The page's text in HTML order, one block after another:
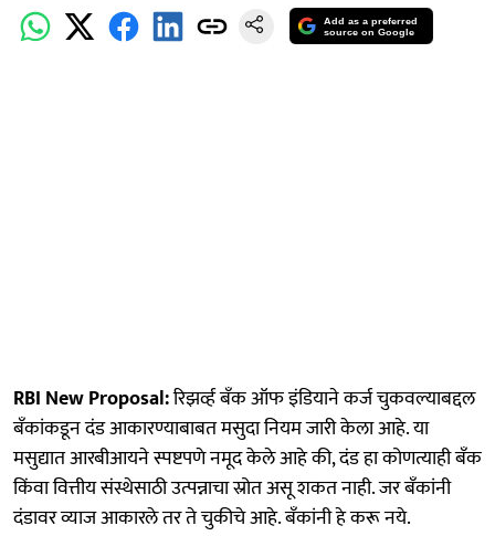
Add as a preferred
source on Google
RBI New Proposal:रिझर्व्ह बँक ऑफ इंडियाने कर्ज चुकवल्याबद्दल
बँकांकडून दंड आकारण्याबाबत मसुदा नियम जारी केला आहे. या
मसुद्यात आरबीआयने स्पष्टपणे नमूद केले आहे की, दंड हा कोणत्याही बँक
किंवा वित्तीय संस्थेसाठी उत्पन्नाचा स्रोत असू शकत नाही. जर बँकांनी
दंडावर व्याज आकारले तर ते चुकीचे आहे. बँकांनी हे करू नये.